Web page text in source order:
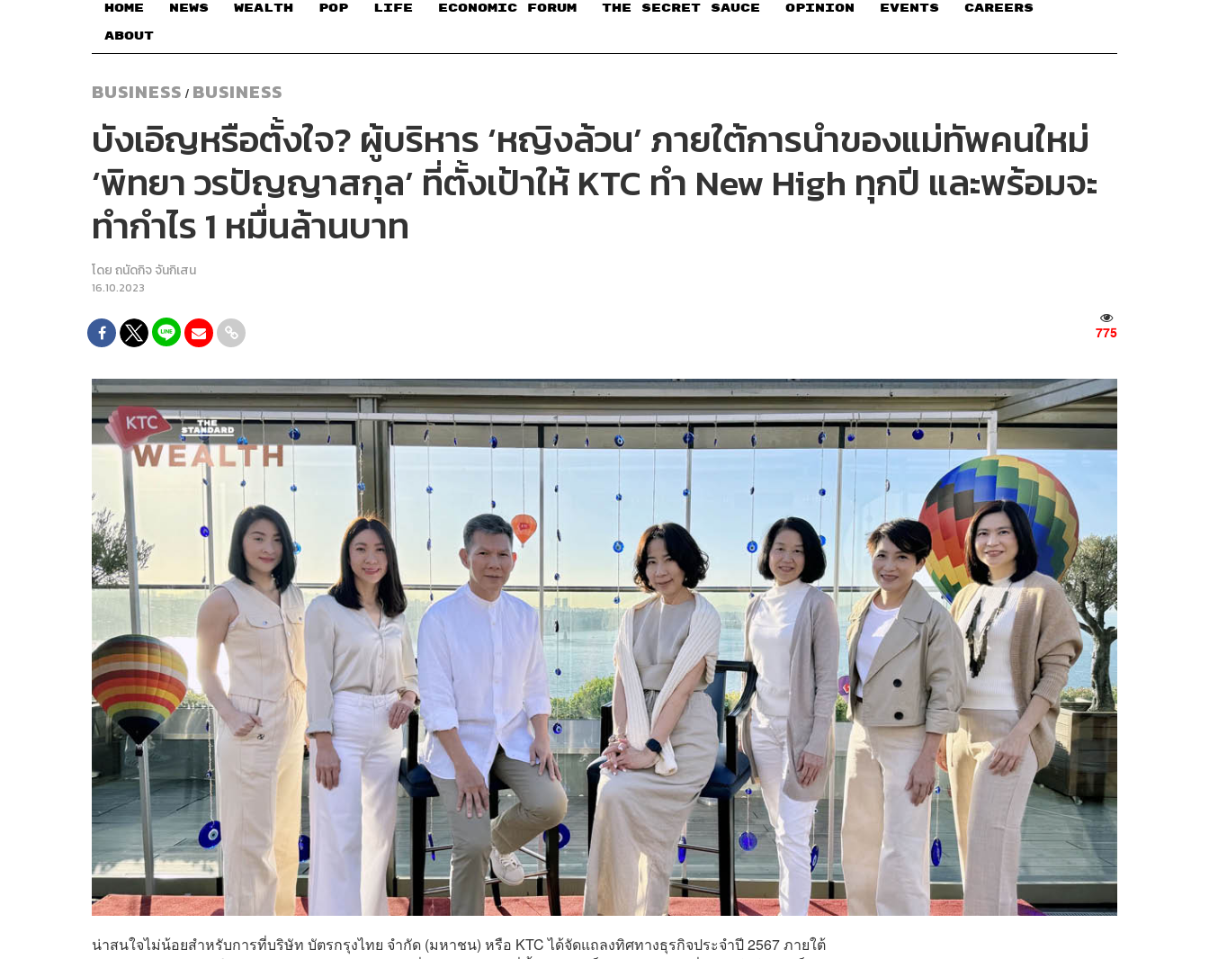
HOME NEWS WEALTH POP LIFE ECONOMIC FORUM THE SECRET SAUCE​ OPINION EVENTS CAREERS
ABOUT
BUSINESS / BUSINESS
บังเอิญหรือตั้งใจ? ผู้บริหาร ‘หญิงล้วน’ ภายใต้การนำของแม่ทัพคนใหม่
‘พิทยา วรปัญญาสกุล’ ที่ตั้งเป้าให้ KTC ทำ New High ทุกปี และพร้อมจะ
ทำกำไร 1 หมื่นล้านบาท
โดยถนัดกิจ จันกิเสน
16.10.2023
775
น่าสนใจไม่น้อยสำหรับการที่บริษัท บัตรกรุงไทย จำกัด (มหาชน) หรือ KTC ได้จัดแถลงทิศทางธุรกิจประจำปี 2567 ภายใต้